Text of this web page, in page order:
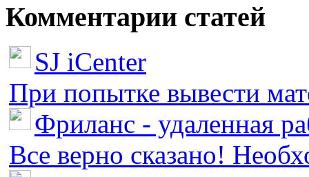
Комментарии статей
SJ iCenter
При попытке вывести
Фриланс - удаленная
Все верно сказано!